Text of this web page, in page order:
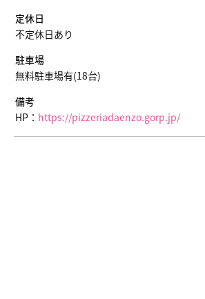
定休日
不定休日あり
駐車場
無料駐車場有(18台)
備考
HP： https://pizzeriadaenzo.gorp.jp/